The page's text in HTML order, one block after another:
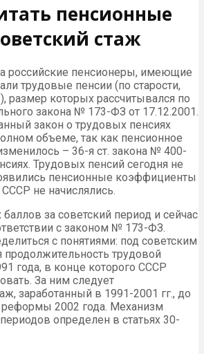
пенсионные
стаж
российские пенсионеры, имеющие
трудовые пенсии (по старости,
размер которых рассчитывался по
закона № 173-ФЗ от 17.12.2001.
закон о трудовых пенсиях
объеме, так как пенсионное
– 36-я ст. закона № 400-
Трудовых пенсий сегодня не
пенсионные коэффициенты
не начислялись.
за советский период и сейчас
с законом № 173-ФЗ.
с понятиями: под советским
трудовой
года, в конце которого СССР
За ним следует
заработанный в 1991-2001 гг., до
реформы 2002 года. Механизм
определен в статьях 30-